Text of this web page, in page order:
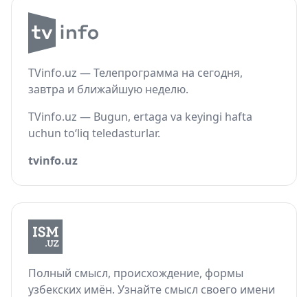
TVinfo.uz — Телепрограмма на сегодня,
завтра и ближайшую неделю.
TVinfo.uz — Bugun, ertaga va keyingi hafta
uchun to‘liq teledasturlar.
tvinfo.uz
Полный смысл, происхождение, формы
узбекских имён. Узнайте смысл своего имени